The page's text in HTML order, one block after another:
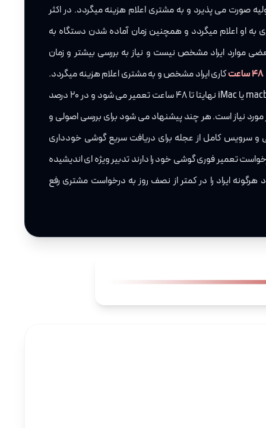
صورت می پذیرد و به مشتری اعلام هزینه میگردد. در اکثر
به او اعلام میگردد و همچنین زمان آماده شدن دستگاه به
موارد ایراد مشخص نیست و نیاز به بررسی بیشتر و زمان
48 ساعت
کاری ایراد مشخص و به مشتری اعلام هزینه میگردد.
در بیشتر از 80 درصد موارد macbook یا iMac نهایتا تا 48 ساعت تعمیر می شود و در 20 درصد
مورد نیاز است. هر چند پیشنهاد می شود برای بررسی اصولی و
و سرویس کامل از عجله برای دریافت سریع گوشی خودداری
تعمیر فوری گوشی خود را دارند تدبیر ویژه ای اندیشیده
ایراد را در کمتر از نصف روز به درخواست مشتری رفع